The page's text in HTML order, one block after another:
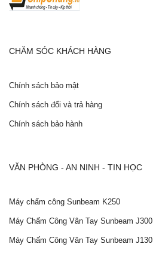
CHĂM SÓC KHÁCH HÀNG
Chính sách bảo mật
Chính sách đổi và trả hàng
Chính sách bảo hành
VĂN PHÒNG - AN NINH - TIN HỌC
Máy chấm công Sunbeam K250
Máy Chấm Công Vân Tay Sunbeam J300
Máy Chấm Công Vân Tay Sunbeam J130